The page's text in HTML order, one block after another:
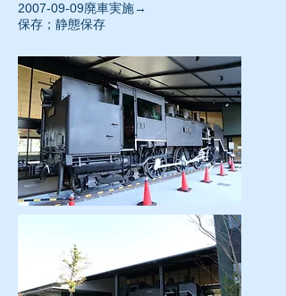
2007-09-09廃車実施→
保存；静態保存